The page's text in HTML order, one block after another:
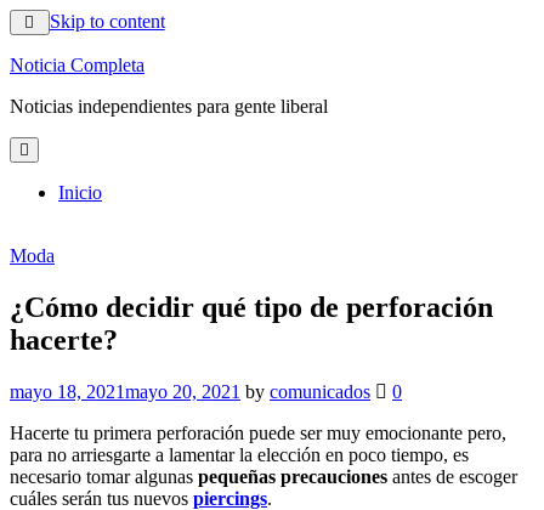
Skip to content
Noticia Completa
Noticias independientes para gente liberal
Inicio
Moda
¿Cómo decidir qué tipo de perforación
hacerte?
mayo 18, 2021mayo 20, 2021 by comunicados
0
Hacerte tu primera perforación puede ser muy emocionante pero,
para no arriesgarte a lamentar la elección en poco tiempo, es
necesario tomar algunas pequeñas precauciones antes de escoger
cuáles serán tus nuevos piercings.